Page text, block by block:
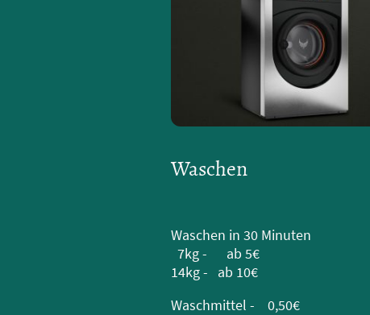
Waschen
Waschen in 30 Minuten
7kg - ab 5€
14kg - ab 10€
Waschmittel - 0,50€